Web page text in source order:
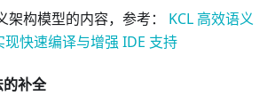
架构模型的内容，参考： KCL 高效语义
快速编译与增强 IDE 支持
补全